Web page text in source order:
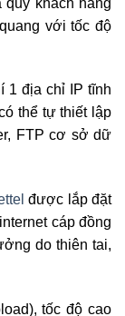
với tốc độ
1 địa chỉ IP tĩnh
thể tự thiết lập
FTP cơ sở dữ
được lắp đặt
cáp đồng
do thiên tai,
tốc độ cao